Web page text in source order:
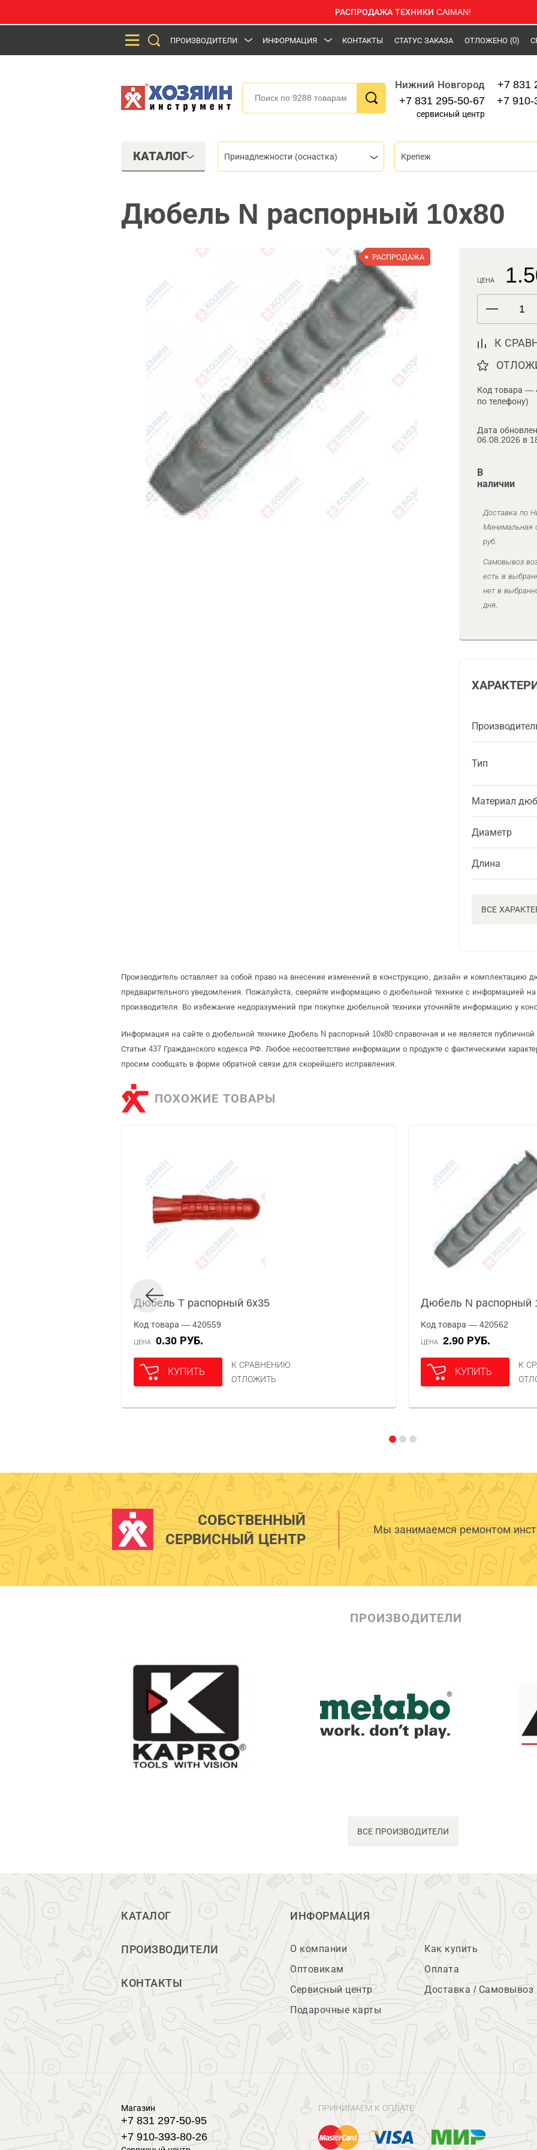
РАСПРОДАЖА ТЕХНИКИ CAIMAN!
ПРОИЗВОДИТЕЛИ ИНФОРМАЦИЯ КОНТАКТЫ СТАТУС ЗАКАЗА ОТЛОЖЕНО (0)
Нижний Новгород
+7 831 295-50-67
сервисный центр
+7 831
+7 910-
КАТАЛОГ Принадлежности (оснастка) Крепеж
Дюбель N распорный 10х80
РАСПРОДАЖА
ЦЕНА
К
Код товара —
по телефону)
Дата
06.08.2026 в
В
наличии
Доставка по
Минимальная
руб.
Самовывоз
есть в
нет в
дня.
Тип
Материал
Диаметр
Длина
ВСЕ
Производитель оставляет за собой право на внесение изменений в конструкцию, дизайн и комплектацию
предварительного уведомления. Пожалуйста, сверяйте информацию о дюбельной технике с информацией
производителя. Во избежание недоразумений при покупке дюбельной техники уточняйте информацию у
Информация на сайте о дюбельной технике Дюбель N распорный 10х80 справочная и не является
Статьи 437 Гражданского кодекса РФ. Любое несоответствие информации о продукте с фактическими
просим сообщать в форме обратной связи для скорейшего исправления.
ПОХОЖИЕ ТОВАРЫ
Дюбель T распорный 6х35
Код товара — 420559
ЦЕНА 0.30 РУБ.
КУПИТЬ
К СРАВНЕНИЮ
ОТЛОЖИТЬ
Дюбель N распорный
Код товара — 420562
ЦЕНА 2.90 РУБ.
КУПИТЬ
К
СОБСТВЕННЫЙ
СЕРВИСНЫЙ ЦЕНТР
Мы занимаемся ремонтом
ПРОИЗВОДИТЕЛИ
ВСЕ ПРОИЗВОДИТЕЛИ
КАТАЛОГ
ПРОИЗВОДИТЕЛИ
КОНТАКТЫ
ИНФОРМАЦИЯ
О компании
Оптовикам
Сервисный центр
Подарочные карты
Как купить
Оплата
Доставка / Самовывоз
Магазин
+7 831 297-50-95
+7 910-393-80-26
ПРИНИМАЕМ К ОПЛАТЕ